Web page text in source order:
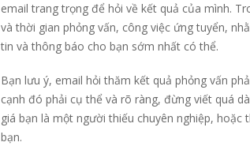
email trang trọng để hỏi về kết quả của mình.
và thời gian phỏng vấn, công việc ứng tuyển,
tin và thông báo cho bạn sớm nhất có thể.
Bạn lưu ý, email hỏi thăm kết quả phỏng vấn
cạnh đó phải cụ thể và rõ ràng, đừng viết quá
giá bạn là một người thiếu chuyên nghiệp,
bạn.